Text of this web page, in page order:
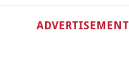
ADVERTISEMENT